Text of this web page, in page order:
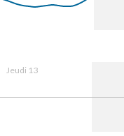
Jeudi 13